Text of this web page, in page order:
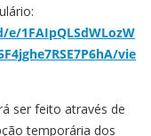
1FAIpQLSdWLozW
vie
ser feito através de
temporária dos